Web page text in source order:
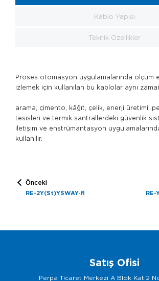
Kablo Yapısı
Teknik Özellikler
Proses otomasyon uygulamalarında ölçüm
izlemek için kullanılan bu kablolar aynı
arama, çimento, kâğıt, çelik, enerji üretimi,
tesisleri ve termik santrallerdeki güvenlik
iletişim ve enstrümantasyon
Önceki
RE-2Y(St)YSWAY-fl
RE-
Satış Ofisi
Perpa Ticaret Merkezi A Blok Kat:2